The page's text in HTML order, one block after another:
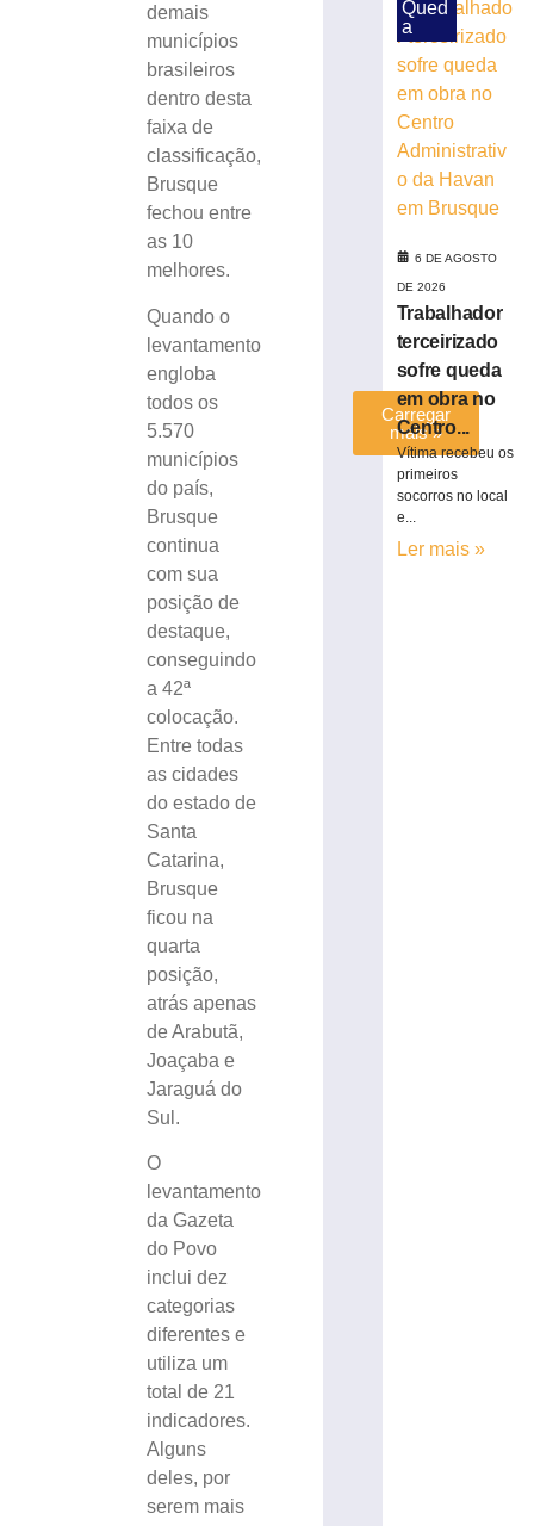
demais
municípios
brasileiros
dentro desta
faixa de
classificação,
Brusque
fechou entre
as 10
melhores.
Quando o
levantamento
engloba
todos os
5.570
municípios
do país,
Brusque
continua
com sua
posição de
destaque,
conseguindo
a 42ª
colocação.
Entre todas
as cidades
do estado de
Santa
Catarina,
Brusque
ficou na
quarta
posição,
atrás apenas
de Arabutã,
Joaçaba e
Jaraguá do
Sul.
O
levantamento
da Gazeta
do Povo
inclui dez
categorias
diferentes e
utiliza um
total de 21
indicadores.
Alguns
deles, por
serem mais
história
patrimônio
cultural
Brusque
Carregar
mais »
Qued
a
6 DE AGOSTO
DE 2026
Trabalhador
terceirizado
sofre queda
em obra no
Centro...
Vítima recebeu os
primeiros
socorros no local
e...
Ler mais »